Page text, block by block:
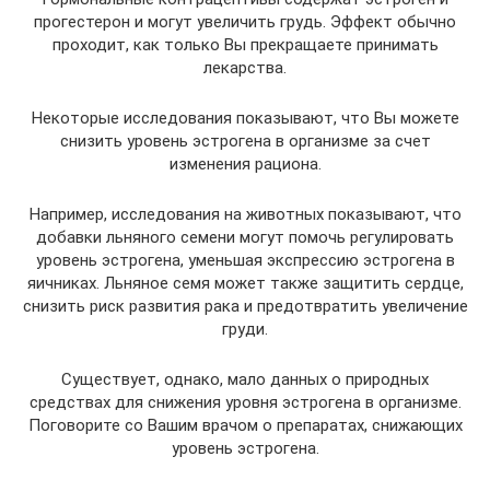
прогестерон и могут увеличить грудь. Эффект обычно
проходит, как только Вы прекращаете принимать
лекарства.
Некоторые исследования показывают, что Вы можете
снизить уровень эстрогена в организме за счет
изменения рациона.
Например, исследования на животных показывают, что
добавки льняного семени могут помочь регулировать
уровень эстрогена, уменьшая экспрессию эстрогена в
яичниках. Льняное семя может также защитить сердце,
снизить риск развития рака и предотвратить увеличение
груди.
Существует, однако, мало данных о природных
средствах для снижения уровня эстрогена в организме.
Поговорите со Вашим врачом о препаратах, снижающих
уровень эстрогена.